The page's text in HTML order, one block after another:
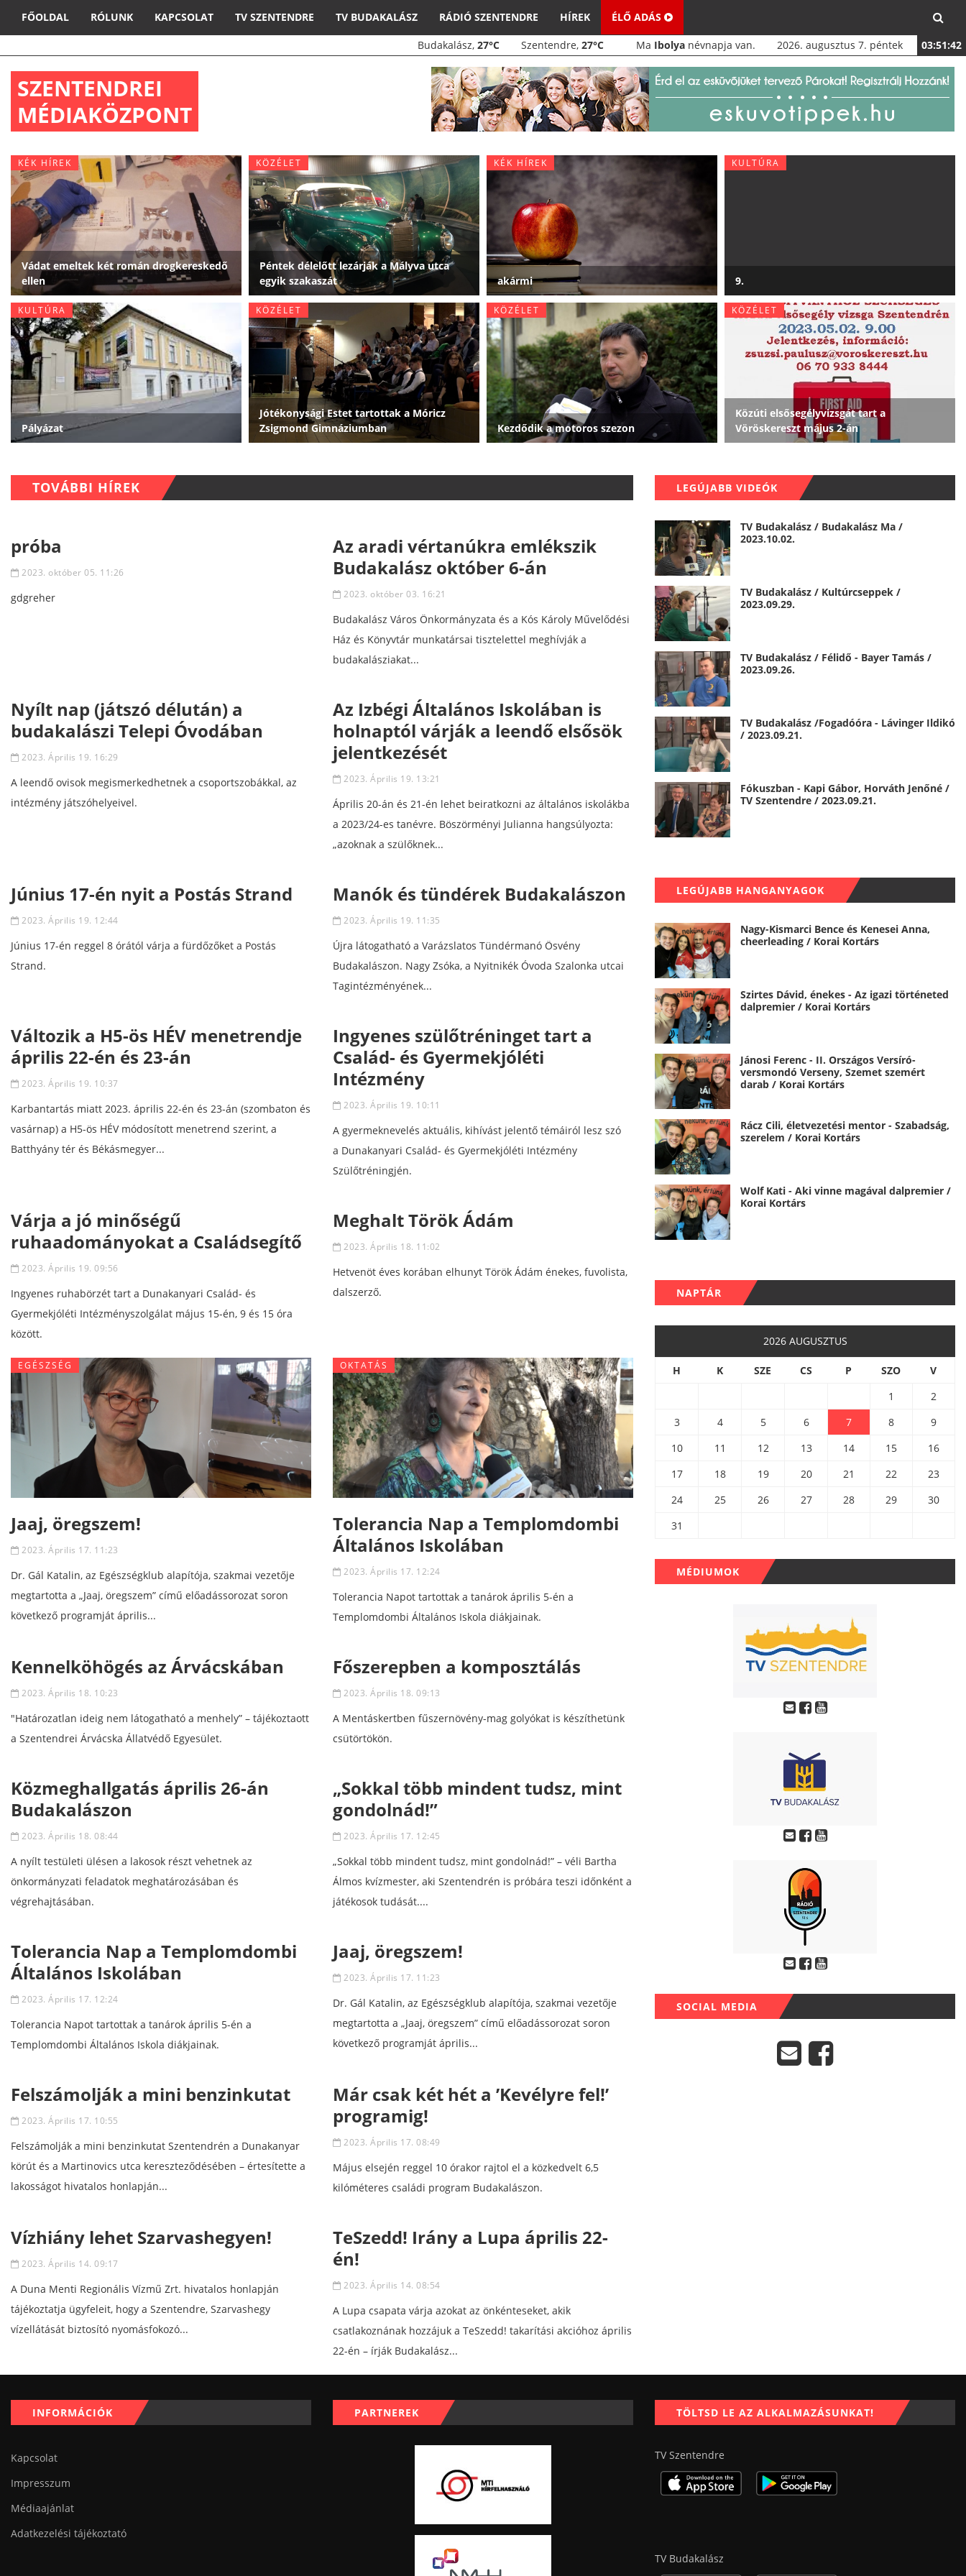
FŐOLDAL RÓLUNK KAPCSOLAT TV SZENTENDRE TV BUDAKALÁSZ RÁDIÓ SZENTENDRE HÍREK ÉLŐ ADÁS
Budakalász, 27°C Szentendre, 27°C Ma Ibolya névnapja van. 2026. augusztus 7. péntek 03:51:43
SZENTENDREI
MÉDIAKÖZPONT
KÉK HÍREK
Vádat emeltek két román drogkereskedő
ellen
KÖZÉLET
Péntek délelőtt lezárják a Mályva utca
egyik szakaszát
KÉK HÍREK
akármi
KULTÚRA
9.
KULTÚRA
Pályázat
KÖZÉLET
Jótékonysági Estet tartottak a Móricz
Zsigmond Gimnáziumban
KÖZÉLET
Kezdődik a motoros szezon
KÖZÉLET
Közúti elsősegélyvizsgát tart a
Vöröskereszt május 2-án
TOVÁBBI HÍREK
próba
2023. október 05. 11:26
gdgreher
Az aradi vértanúkra emlékszik
Budakalász október 6-án
2023. október 03. 16:21
Budakalász Város Önkormányzata és a Kós Károly Művelődési
Ház és Könyvtár munkatársai tisztelettel meghívják a
budakalásziakat...
Nyílt nap (játszó délután) a
budakalászi Telepi Óvodában
2023. Április 19. 16:29
A leendő ovisok megismerkedhetnek a csoportszobákkal, az
intézmény játszóhelyeivel.
Az Izbégi Általános Iskolában is
holnaptól várják a leendő elsősök
jelentkezését
2023. Április 19. 13:21
Április 20-án és 21-én lehet beiratkozni az általános iskolákba
a 2023/24-es tanévre. Böszörményi Julianna hangsúlyozta:
„azoknak a szülőknek...
Június 17-én nyit a Postás Strand
2023. Április 19. 12:44
Június 17-én reggel 8 órától várja a fürdőzőket a Postás
Strand.
Manók és tündérek Budakalászon
2023. Április 19. 11:35
Újra látogatható a Varázslatos Tündérmanó Ösvény
Budakalászon. Nagy Zsóka, a Nyitnikék Óvoda Szalonka utcai
Tagintézményének...
Változik a H5-ös HÉV menetrendje
április 22-én és 23-án
2023. Április 19. 10:37
Karbantartás miatt 2023. április 22-én és 23-án (szombaton és
vasárnap) a H5-ös HÉV módosított menetrend szerint, a
Batthyány tér és Békásmegyer...
Ingyenes szülőtréninget tart a
Család- és Gyermekjóléti
Intézmény
2023. Április 19. 10:11
A gyermeknevelés aktuális, kihívást jelentő témáiról lesz szó
a Dunakanyari Család- és Gyermekjóléti Intézmény
Szülőtréningjén.
Várja a jó minőségű
ruhaadományokat a Családsegítő
2023. Április 19. 09:56
Ingyenes ruhabörzét tart a Dunakanyari Család- és
Gyermekjóléti Intézményszolgálat május 15-én, 9 és 15 óra
között.
Meghalt Török Ádám
2023. Április 18. 11:02
Hetvenöt éves korában elhunyt Török Ádám énekes, fuvolista,
dalszerző.
EGÉSZSÉG
Jaaj, öregszem!
2023. Április 17. 11:23
Dr. Gál Katalin, az Egészségklub alapítója, szakmai vezetője
megtartotta a „Jaaj, öregszem” című előadássorozat soron
következő programját április...
OKTATÁS
Tolerancia Nap a Templomdombi
Általános Iskolában
2023. Április 17. 12:24
Tolerancia Napot tartottak a tanárok április 5-én a
Templomdombi Általános Iskola diákjainak.
Kennelköhögés az Árvácskában
2023. Április 18. 10:23
"Határozatlan ideig nem látogatható a menhely” – tájékoztaott
a Szentendrei Árvácska Állatvédő Egyesület.
Főszerepben a komposztálás
2023. Április 18. 09:13
A Mentáskertben fűszernövény-mag golyókat is készíthetünk
csütörtökön.
Közmeghallgatás április 26-án
Budakalászon
2023. Április 18. 08:44
A nyílt testületi ülésen a lakosok részt vehetnek az
önkormányzati feladatok meghatározásában és
végrehajtásában.
„Sokkal több mindent tudsz, mint
gondolnád!”
2023. Április 17. 12:45
„Sokkal több mindent tudsz, mint gondolnád!” – véli Bartha
Álmos kvízmester, aki Szentendrén is próbára teszi időnként a
játékosok tudását....
Tolerancia Nap a Templomdombi
Általános Iskolában
2023. Április 17. 12:24
Tolerancia Napot tartottak a tanárok április 5-én a
Templomdombi Általános Iskola diákjainak.
Jaaj, öregszem!
2023. Április 17. 11:23
Dr. Gál Katalin, az Egészségklub alapítója, szakmai vezetője
megtartotta a „Jaaj, öregszem” című előadássorozat soron
következő programját április...
Felszámolják a mini benzinkutat
2023. Április 17. 10:55
Felszámolják a mini benzinkutat Szentendrén a Dunakanyar
körút és a Martinovics utca kereszteződésében – értesítette a
lakosságot hivatalos honlapján...
Már csak két hét a ’Kevélyre fel!’
programig!
2023. Április 17. 08:49
Május elsején reggel 10 órakor rajtol el a közkedvelt 6,5
kilóméteres családi program Budakalászon.
Vízhiány lehet Szarvashegyen!
2023. Április 14. 09:17
A Duna Menti Regionális Vízmű Zrt. hivatalos honlapján
tájékoztatja ügyfeleit, hogy a Szentendre, Szarvashegy
vízellátását biztosító nyomásfokozó...
TeSzedd! Irány a Lupa április 22-
én!
2023. Április 14. 08:54
A Lupa csapata várja azokat az önkénteseket, akik
csatlakoznának hozzájuk a TeSzedd! takarítási akcióhoz április
22-én – írják Budakalász...
LEGÚJABB VIDEÓK
TV Budakalász / Budakalász Ma /
2023.10.02.
TV Budakalász / Kultúrcseppek /
2023.09.29.
TV Budakalász / Félidő - Bayer Tamás /
2023.09.26.
TV Budakalász /Fogadóóra - Lávinger Ildikó
/ 2023.09.21.
Fókuszban - Kapi Gábor, Horváth Jenőné /
TV Szentendre / 2023.09.21.
LEGÚJABB HANGANYAGOK
Nagy-Kismarci Bence és Kenesei Anna,
cheerleading / Korai Kortárs
Szirtes Dávid, énekes - Az igazi történeted
dalpremier / Korai Kortárs
Jánosi Ferenc - II. Országos Versíró-
versmondó Verseny, Szemet szemért
darab / Korai Kortárs
Rácz Cili, életvezetési mentor - Szabadság,
szerelem / Korai Kortárs
Wolf Kati - Aki vinne magával dalpremier /
Korai Kortárs
NAPTÁR
2026 AUGUSZTUS
H K SZE CS P SZO
V
1
2
3
4 5 6 7 8
9
10
11 12 13 14 15
16
17
18 19 20 21 22
23
24
25 26 27 28 29
30
31
MÉDIUMOK
SOCIAL MEDIA
INFORMÁCIÓK
Kapcsolat
Impresszum
Médiaajánlat
Adatkezelési tájékoztató
PARTNEREK TÖLTSD LE AZ ALKALMAZÁSUNKAT!
TV Szentendre
TV Budakalász